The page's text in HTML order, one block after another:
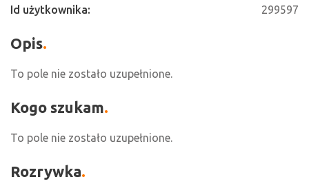
Id użytkownika:
299597
Opis
To pole nie zostało uzupełnione.
Kogo szukam
To pole nie zostało uzupełnione.
Rozrywka